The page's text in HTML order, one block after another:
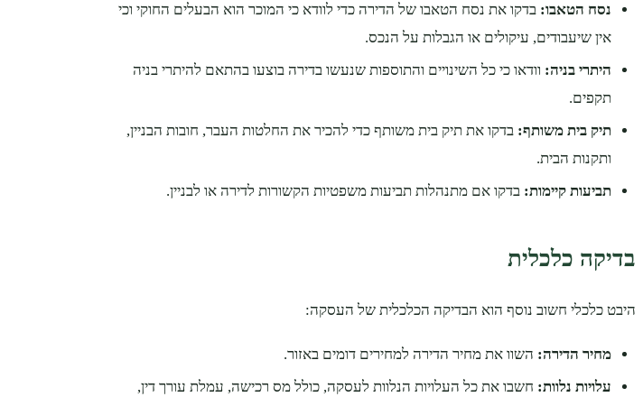
נסח הטאבו:בדקו את נסח הטאבו של הדירה כדי לוודא כי המוכר הוא הבעלים החוקי וכי
אין שיעבודים, עיקולים או הגבלות על הנכס.
היתרי בניה: וודאו כי כל השינויים והתוספות שנעשו בדירה בוצעו בהתאם להיתרי בניה
תקפים.
תיק בית משותף:בדקו את תיק בית משותף כדי להכיר את החלטות העבר, חובות הבניין,
ותקנות הבית.
תביעות קיימות: בדקו אם מתנהלות תביעות משפטיות הקשורות לדירה או לבניין.
בדיקה כלכלית
היבט כלכלי חשוב נוסף הוא הבדיקה הכלכלית של העסקה:
מחיר הדירה: השוו את מחיר הדירה למחירים דומים באזור.
עלויות נלוות: חשבו את כל העלויות הנלוות לעסקה, כולל מס רכישה, עמלת עורך דין,